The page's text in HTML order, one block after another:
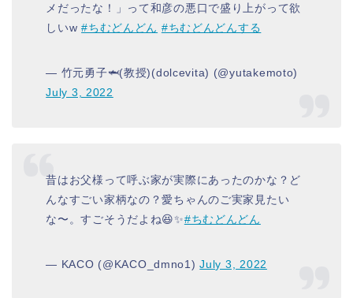
メだったな！」って和彦の悪口で盛り上がって欲
しいw#ちむどんどん #ちむどんどんする
— 竹元勇子🦈(教授)(dolcevita) (@yutakemoto)
July 3, 2022
昔はお父様って呼ぶ家が実際にあったのかな？ど
んなすごい家柄なの？愛ちゃんのご実家見たい
な〜。すごそうだよね😆✨#ちむどんどん
— KACO︎︎︎︎︎ (@KACO_dmno1)July 3, 2022